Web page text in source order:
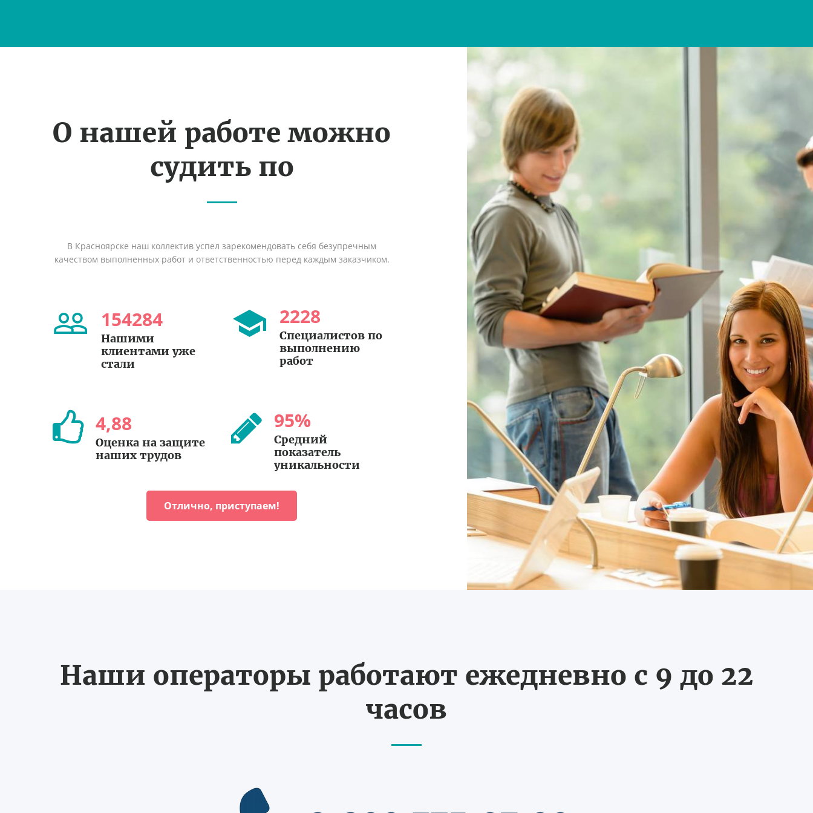
О нашей работе можно
судить по
В Красноярске наш коллектив успел зарекомендовать себя безупречным
качеством выполненных работ и ответственностью перед каждым заказчиком.
154284
Нашими
клиентами уже
стали
2228
Специалистов по
выполнению
работ
4,88
Оценка на защите
наших трудов
95%
Средний
показатель
уникальности
Отлично, приступаем!
Наши операторы работают ежедневно с 9 до 22
часов